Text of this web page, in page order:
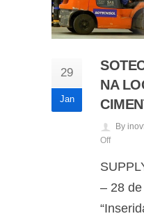
29
Jan
NA
By
Off
– 28